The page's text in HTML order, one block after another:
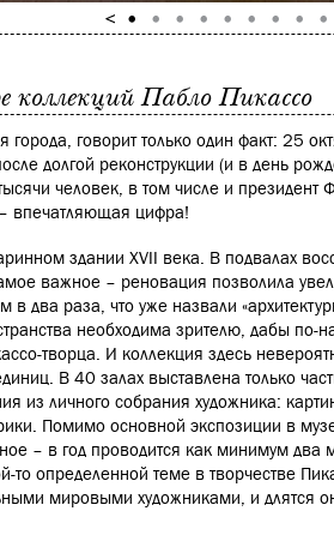
коллекций Пабло Пикассо
города, говорит только один факт: 25
долгой реконструкции (и в день
человек, в том числе и президент
впечатляющая цифра!
здании XVII века. В подвалах
важное – реновация позволила
два раза, что уже назвали
необходима зрителю, дабы по-
творца. И коллекция здесь
В 40 залах выставлена только
из личного собрания художника:
Помимо основной экспозиции в
– в год проводится как минимум два
то определенной теме в творчестве
мировыми художниками, и длятся